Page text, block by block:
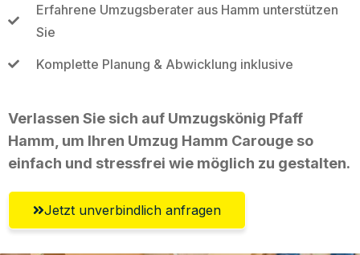
Erfahrene Umzugsberater aus Hamm unterstützen
Sie
Komplette Planung & Abwicklung inklusive
Verlassen Sie sich auf Umzugskönig Pfaff
Hamm, um Ihren Umzug Hamm Carouge so
einfach und stressfrei wie möglich zu gestalten.
Jetzt unverbindlich anfragen